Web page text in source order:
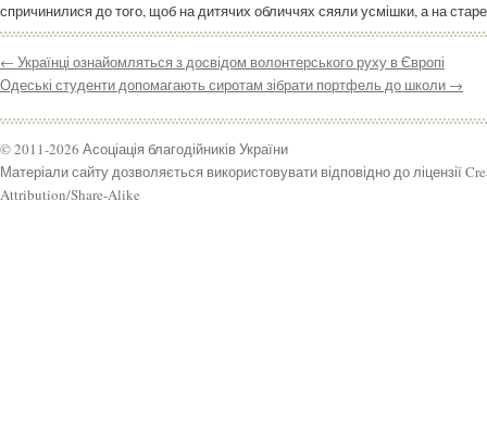
спричинилися до того, щоб на дитячих обличчях сяяли усмішки, а на
← Українці ознайомляться з досвідом волонтерського руху в Європі
Одеські студенти допомагають сиротам зібрати портфель до школи →
© 2011-2026 Асоціація благодійників України
Матеріали сайту дозволяється використовувати відповідно до ліцензії
Attribution/Share-Alike